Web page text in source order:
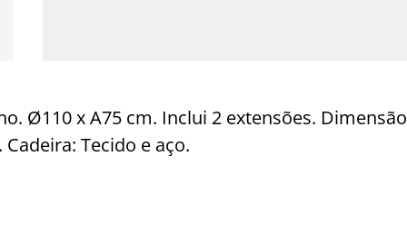
Ø110 x A75 cm. Inclui 2 extensões. Dimensão
Tecido e aço.